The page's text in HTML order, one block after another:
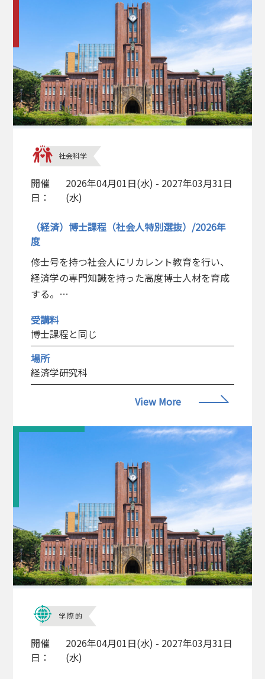
社会科学
開催
日：
2026年04月01日(水) - 2027年03月31日
(水)
（経済）博士課程（社会人特別選抜）/2026年
度
修士号を持つ社会人にリカレント教育を行い、
経済学の専門知識を持った高度博士人材を育成
する。
究コース、経済史コース及びマネジメント専攻
数量ファイナンスコースにおいて、社会人とし
て３年間以上の実務経験を有し、出願時に官公
庁・企業等に在職中であり、かつ入学時以降も
在職の見込みのある者を対象とする。
受講料
博士課程と同じ
場所
経済学研究科
View More
学際的
開催
日：
2026年04月01日(水) - 2027年03月31日
(水)